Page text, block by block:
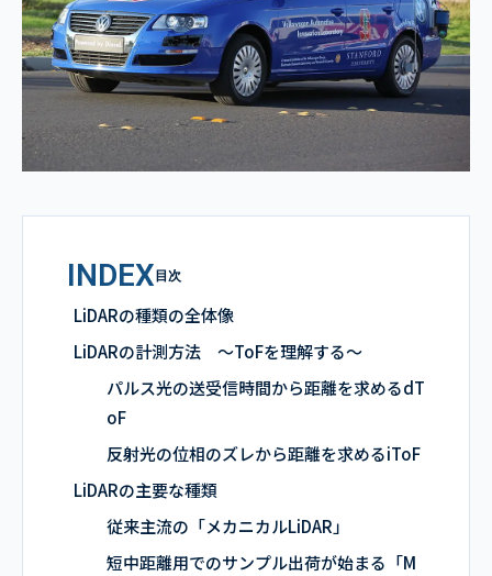
INDEX 目次
LiDARの種類の全体像
LiDARの計測方法 ～ToFを理解する～
パルス光の送受信時間から距離を求めるdT
oF
反射光の位相のズレから距離を求めるiToF
LiDARの主要な種類
従来主流の「メカニカルLiDAR」
短中距離用でのサンプル出荷が始まる「M